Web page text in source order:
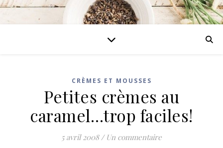
CRÈMES ET MOUSSES
Petites crèmes au
caramel…trop faciles!
5 avril 2008 / Un commentaire